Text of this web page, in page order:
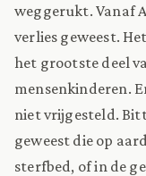
weggerukt. Vanaf
verlies geweest.
het grootste deel
mensenkinderen.
niet vrijgesteld.
geweest die op
sterfbed, of in de